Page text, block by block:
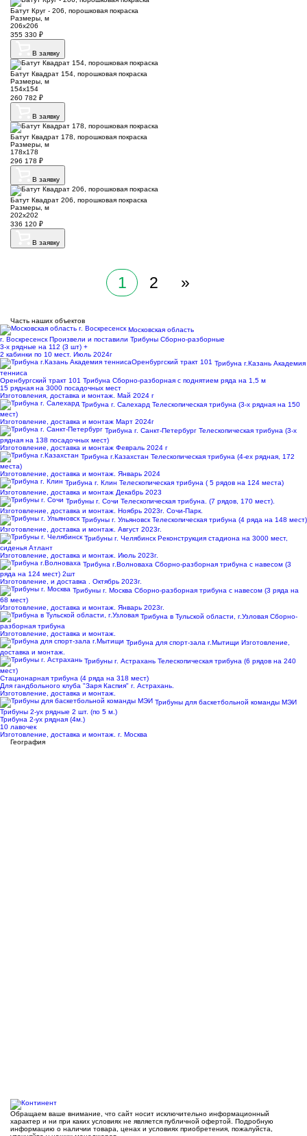
Батут Круг - 206, порошковая покраска
Размеры, м
206х206
355 330 ₽
В заявку
Батут Квадрат 154, порошковая покраска
Размеры, м
154х154
260 782 ₽
В заявку
Батут Квадрат 178, порошковая покраска
Размеры, м
178х178
296 178 ₽
В заявку
Батут Квадрат 206, порошковая покраска
Размеры, м
202х202
336 120 ₽
В заявку
1 2 »
Часть наших объектов
Московская область
г. Воскресенск Произвели и поставили Трибуны Сборно-разборные
3-х рядные на 112 (3 шт) +
2 кабинки по 10 мест. Июль 2024г
Трибуна г.Казань Академия
тенниса
Оренбургский тракт 101 Трибуна Сборно-разборная с поднятием ряда на 1,5 м
15 рядная на 3000 посадочных мест
Изготовления, доставка и монтаж. Май 2024 г
Трибуна г. Салехард Телескопическая трибуна (3-х рядная на 150
мест)
Изготовление, доставка и монтаж Март 2024г
Трибуна г. Санкт-Петербург Телескопическая трибуна (3-х
рядная на 138 посадочных мест)
Изготовление, доставка и монтаж Февраль 2024 г
Трибуна г.Казахстан Телескопическая трибуна (4-ех рядная, 172
места)
Изготовление, доставка и монтаж. Январь 2024
Трибуна г. Клин Телескопическая трибуна ( 5 рядов на 124 места)
Изготовление, доставка и монтаж Декабрь 2023
Трибуны г. Сочи Телескопическая трибуна. (7 рядов, 170 мест).
Изготовление, доставка и монтаж. Ноябрь 2023г. Сочи-Парк.
Трибуны г. Ульяновск Телескопическая трибуна (4 ряда на 148 мест)
Изготовление, доставка и монтаж. Август 2023г.
Трибуны г. Челябинск Реконструкция стадиона на 3000 мест,
сиденья Атлант
Изготовление, доставка и монтаж. Июль 2023г.
Трибуна г.Волноваха Сборно-разборная трибуна с навесом (3
ряда на 124 мест) 2шт
Изготовление, и доставка . Октябрь 2023г.
Трибуны г. Москва Сборно-разборная трибуна с навесом (3 ряда на
68 мест)
Изготовление, доставка и монтаж. Январь 2023г.
Трибуна в Тульской области, г.Узловая Сборно-
разборная трибуна
Изготовление, доставка и монтаж.
Трибуна для спорт-зала г.Мытищи Изготовление,
доставка и монтаж.
Трибуны г. Астрахань Телескопическая трибуна (6 рядов на 240
мест)
Стационарная трибуна (4 ряда на 318 мест)
Для гандбольного клуба "Заря Каспия" г. Астрахань.
Изготовление, доставка и монтаж.
Трибуны для баскетбольной команды МЭИ
Трибуны 2-ух рядные 2 шт. (по 5 м.)
Трибуна 2-ух рядная (4м.)
10 лавочек
Изготовление, доставка и монтаж. г. Москва
География
Обращаем ваше внимание, что сайт носит исключительно информационный
характер и ни при каких условиях не является публичной офертой. Подробную
информацию о наличии товара, ценах и условиях приобретения, пожалуйста,